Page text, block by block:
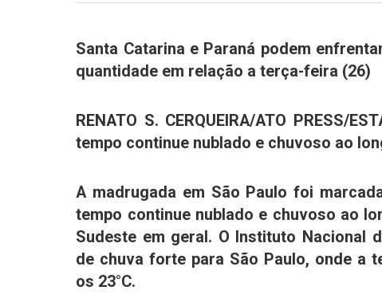
Santa Catarina e Paraná podem
quantidade em relação a terça-feira (26)
RENATO S. CERQUEIRA/ATO PRESS/
tempo continue nublado e chuvoso ao
A madrugada em São Paulo foi
tempo continue nublado e chuvoso ao
Sudeste em geral. O Instituto Nacional
de chuva forte para São Paulo, onde a
os 23°C.